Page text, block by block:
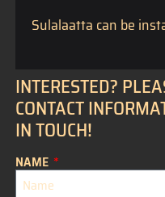
Sulalaatta can be
INTERESTED?
CONTACT
IN TOUCH!
NAME